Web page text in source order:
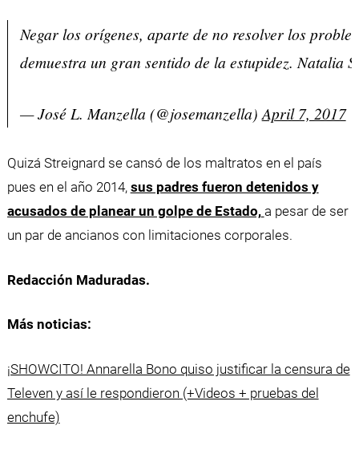
Negar los orígenes, aparte de no resolver los
demuestra un gran sentido de la estupidez. Natalia
— José L. Manzella (@josemanzella) April 7, 2017
Quizá Streignard se cansó de los maltratos en el país
pues en el año 2014, sus padres fueron detenidos y
acusados de planear un golpe de Estado, a pesar de ser
un par de ancianos con limitaciones corporales.
Redacción Maduradas.
Más noticias:
¡SHOWCITO! Annarella Bono quiso justificar la censura de
Televen y así le respondieron (+Videos + pruebas del
enchufe)